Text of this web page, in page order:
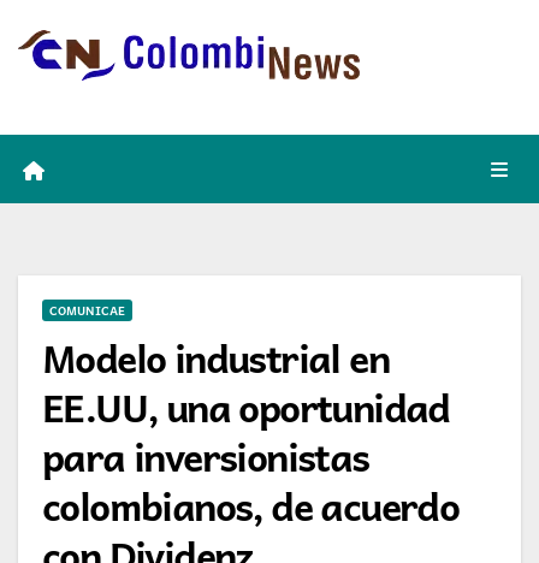
COMUNICAE
Modelo industrial en
EE.UU, una oportunidad
para inversionistas
colombianos, de acuerdo